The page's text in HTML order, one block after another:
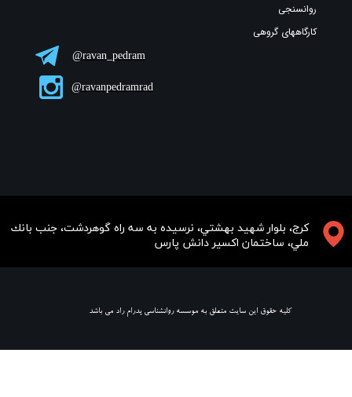
​​​كرج، بلوار شهيد بهشتي، نرسيده به سه راه گوهردشت، جنب بانك
ملي، ساختمان اكسير دانش پارس
روانسنجی
کارگاههای گروهی
ravan_pedram@
ravanpedramrad@
​ كليه حقوق اين سايت متعلق به موسسه روانشناسي پدرام راد مي باشد